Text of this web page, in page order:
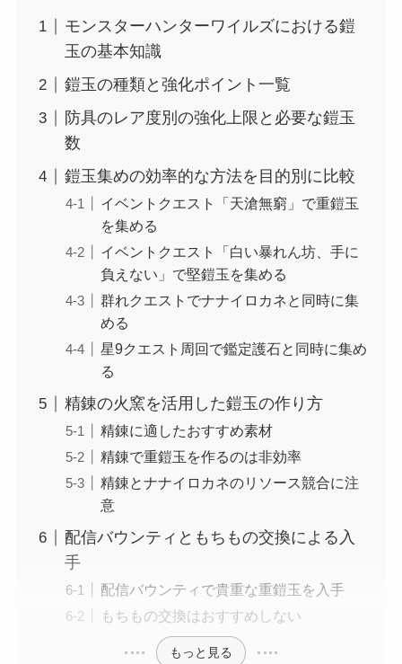
モンスターハンターワイルズにおける鎧
玉の基本知識
鎧玉の種類と強化ポイント一覧
防具のレア度別の強化上限と必要な鎧玉
数
鎧玉集めの効率的な方法を目的別に比較
イベントクエスト「天滄無窮」で重鎧玉
を集める
イベントクエスト「白い暴れん坊、手に
負えない」で堅鎧玉を集める
群れクエストでナナイロカネと同時に集
める
星9クエスト周回で鑑定護石と同時に集め
る
精錬の火窯を活用した鎧玉の作り方
精錬に適したおすすめ素材
精錬で重鎧玉を作るのは非効率
精錬とナナイロカネのリソース競合に注
意
配信バウンティともちもの交換による入
手
配信バウンティで貴重な重鎧玉を入手
もちもの交換はおすすめしない
もっと見る